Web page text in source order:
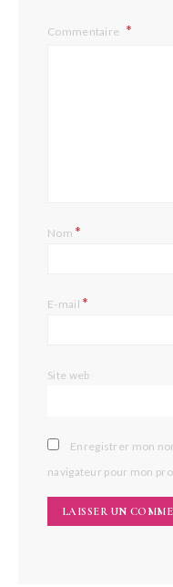
Commentaire
Nom*
E-mail*
Site web
Enregistrer mon
navigateur pour mon